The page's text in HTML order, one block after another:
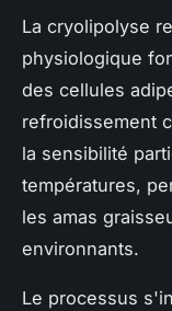
La cryolipolyse
physiologique
des cellules
refroidissement
la sensibilité
températures,
les amas
environnants.
Le processus